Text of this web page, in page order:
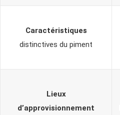
Caractéristiques
distinctives du piment
Lieux
d’approvisionnement